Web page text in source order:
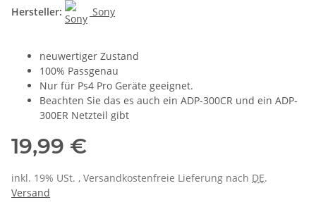
Hersteller:
Sony
neuwertiger Zustand
100% Passgenau
Nur für Ps4 Pro Geräte geeignet.
Beachten Sie das es auch ein ADP-300CR und ein ADP-
300ER Netzteil gibt
19,99 €
inkl. 19% USt. , Versandkostenfreie Lieferung nach DE.
Versand